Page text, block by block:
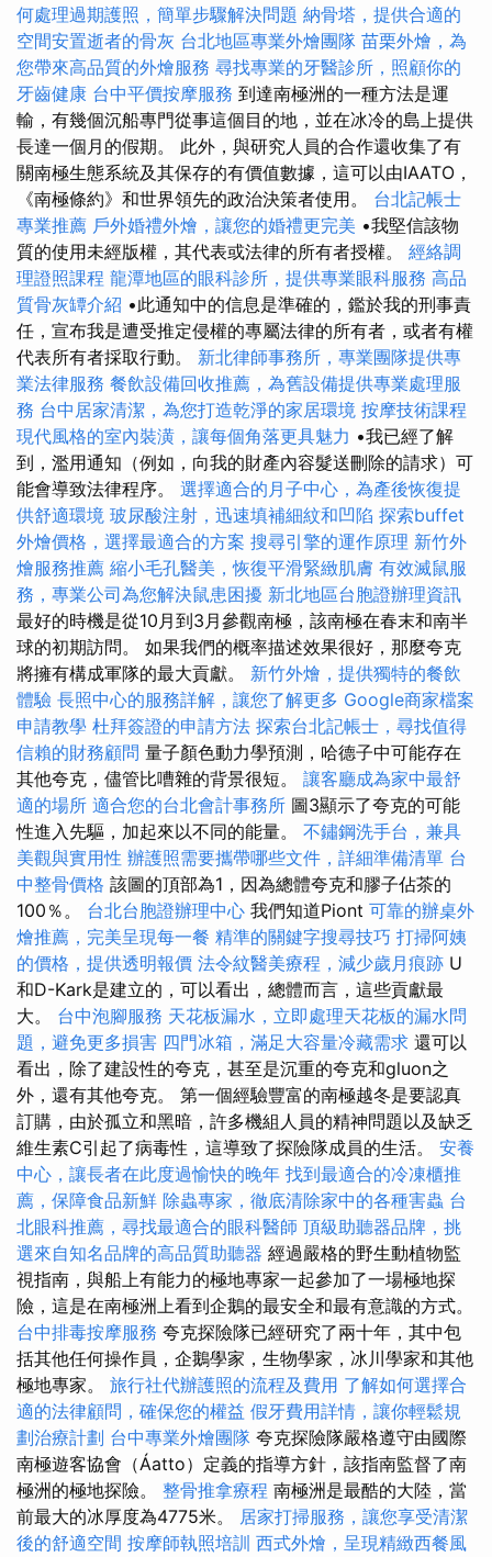
何處理過期護照，簡單步驟解決問題 納骨塔，提供合適的
空間安置逝者的骨灰 台北地區專業外燴團隊 苗栗外燴，為
您帶來高品質的外燴服務 尋找專業的牙醫診所，照顧你的
牙齒健康 台中平價按摩服務 到達南極洲的一種方法是運
輸，有幾個沉船專門從事這個目的地，並在冰冷的島上提供
長達一個月的假期。 此外，與研究人員的合作還收集了有
關南極生態系統及其保存的有價值數據，這可以由IAATO，
《南極條約》和世界領先的政治決策者使用。 台北記帳士
專業推薦 戶外婚禮外燴，讓您的婚禮更完美 •我堅信該物
質的使用未經版權，其代表或法律的所有者授權。 經絡調
理證照課程 龍潭地區的眼科診所，提供專業眼科服務 高品
質骨灰罈介紹 •此通知中的信息是準確的，鑑於我的刑事責
任，宣布我是遭受推定侵權的專屬法律的所有者，或者有權
代表所有者採取行動。 新北律師事務所，專業團隊提供專
業法律服務 餐飲設備回收推薦，為舊設備提供專業處理服
務 台中居家清潔，為您打造乾淨的家居環境 按摩技術課程
現代風格的室內裝潢，讓每個角落更具魅力 •我已經了解
到，濫用通知（例如，向我的財產內容髮送刪除的請求）可
能會導致法律程序。 選擇適合的月子中心，為產後恢復提
供舒適環境 玻尿酸注射，迅速填補細紋和凹陷 探索buffet
外燴價格，選擇最適合的方案 搜尋引擎的運作原理 新竹外
燴服務推薦 縮小毛孔醫美，恢復平滑緊緻肌膚 有效滅鼠服
務，專業公司為您解決鼠患困擾 新北地區台胞證辦理資訊
最好的時機是從10月到3月參觀南極，該南極在春末和南半
球的初期訪問。 如果我們的概率描述效果很好，那麼夸克
將擁有構成軍隊的最大貢獻。 新竹外燴，提供獨特的餐飲
體驗 長照中心的服務詳解，讓您了解更多 Google商家檔案
申請教學 杜拜簽證的申請方法 探索台北記帳士，尋找值得
信賴的財務顧問 量子顏色動力學預測，哈德子中可能存在
其他夸克，儘管比嘈雜的背景很短。 讓客廳成為家中最舒
適的場所 適合您的台北會計事務所 圖3顯示了夸克的可能
性進入先驅，加起來以不同的能量。 不鏽鋼洗手台，兼具
美觀與實用性 辦護照需要攜帶哪些文件，詳細準備清單 台
中整骨價格 該圖的頂部為1，因為總體夸克和膠子佔茶的
100％。 台北台胞證辦理中心 我們知道Piont 可靠的辦桌外
燴推薦，完美呈現每一餐 精準的關鍵字搜尋技巧 打掃阿姨
的價格，提供透明報價 法令紋醫美療程，減少歲月痕跡 U
和D-Kark是建立的，可以看出，總體而言，這些貢獻最
大。 台中泡腳服務 天花板漏水，立即處理天花板的漏水問
題，避免更多損害 四門冰箱，滿足大容量冷藏需求 還可以
看出，除了建設性的夸克，甚至是沉重的夸克和gluon之
外，還有其他夸克。 第一個經驗豐富的南極越冬是要認真
訂購，由於孤立和黑暗，許多機組人員的精神問題以及缺乏
維生素C引起了病毒性，這導致了探險隊成員的生活。 安養
中心，讓長者在此度過愉快的晚年 找到最適合的冷凍櫃推
薦，保障食品新鮮 除蟲專家，徹底清除家中的各種害蟲 台
北眼科推薦，尋找最適合的眼科醫師 頂級助聽器品牌，挑
選來自知名品牌的高品質助聽器 經過嚴格的野生動植物監
視指南，與船上有能力的極地專家一起參加了一場極地探
險，這是在南極洲上看到企鵝的最安全和最有意識的方式。
台中排毒按摩服務 夸克探險隊已經研究了兩十年，其中包
括其他任何操作員，企鵝學家，生物學家，冰川學家和其他
極地專家。 旅行社代辦護照的流程及費用 了解如何選擇合
適的法律顧問，確保您的權益 假牙費用詳情，讓你輕鬆規
劃治療計劃 台中專業外燴團隊 夸克探險隊嚴格遵守由國際
南極遊客協會（Áatto）定義的指導方針，該指南監督了南
極洲的極地探險。 整骨推拿療程 南極洲是最酷的大陸，當
前最大的冰厚度為4775米。 居家打掃服務，讓您享受清潔
後的舒適空間 按摩師執照培訓 西式外燴，呈現精緻西餐風